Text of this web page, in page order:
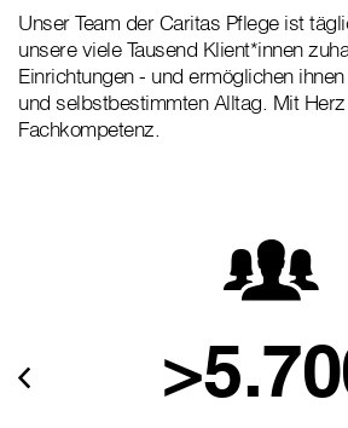
Unser Team der Caritas Pflege ist
unsere viele Tausend Klient*innen
Einrichtungen - und ermöglichen
und selbstbestimmten Alltag. Mit
Fachkompetenz.